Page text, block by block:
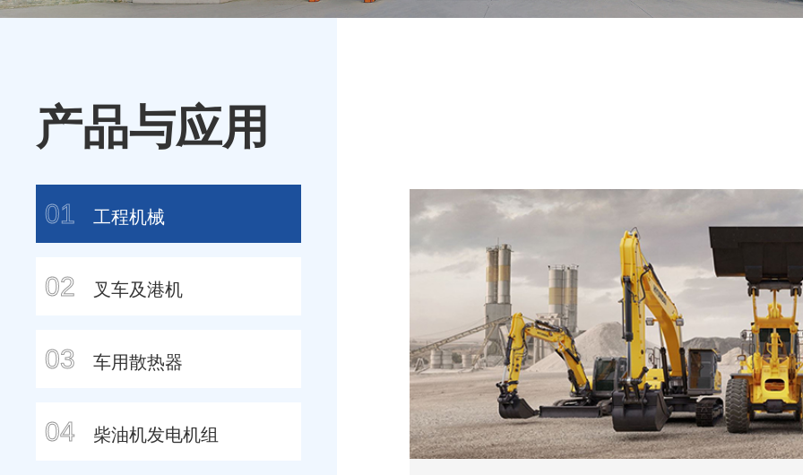
产品与应用
01 工程机械
02 叉车及港机
03 车用散热器
04 柴油机发电机组